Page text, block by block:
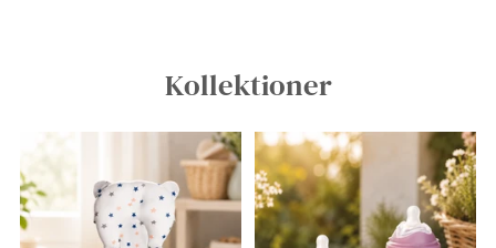
Kollektioner